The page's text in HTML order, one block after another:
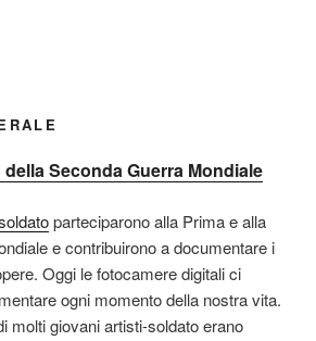
Seconda Guerra Mondiale
parteciparono alla Prima e alla
e contribuirono a documentare i
Oggi le fotocamere digitali ci
ogni momento della nostra vita.
molti giovani artisti-soldato erano